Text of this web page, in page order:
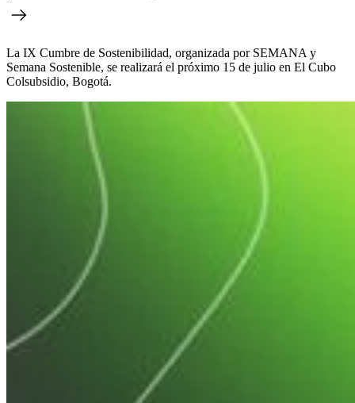
La IX Cumbre de Sostenibilidad, organizada por SEMANA y
Semana Sostenible, se realizará el próximo 15 de julio en El Cubo
Colsubsidio, Bogotá.